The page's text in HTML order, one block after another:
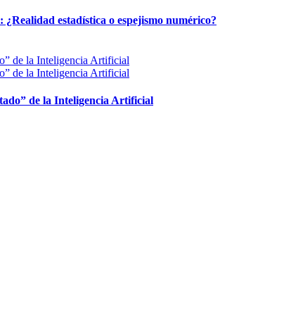
estadística o espejismo numérico?
de la Inteligencia Artificial